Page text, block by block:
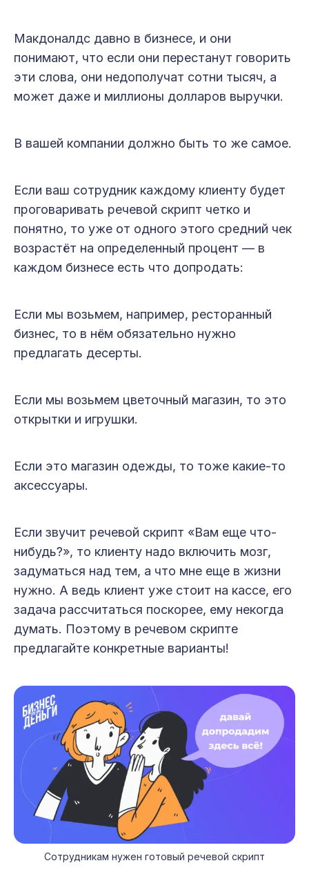
Макдоналдс давно в бизнесе, и они
понимают, что если они перестанут говорить
эти слова, они недополучат сотни тысяч, а
может даже и миллионы долларов выручки.
В вашей компании должно быть то же самое.
Если ваш сотрудник каждому клиенту будет
проговаривать речевой скрипт четко и
понятно, то уже от одного этого средний чек
возрастёт на определенный процент — в
каждом бизнесе есть что допродать:
Если мы возьмем, например, ресторанный
бизнес, то в нём обязательно нужно
предлагать десерты.
Если мы возьмем цветочный магазин, то это
открытки и игрушки.
Если это магазин одежды, то тоже какие-то
аксессуары.
Если звучит речевой скрипт «Вам еще что-
нибудь?», то клиенту надо включить мозг,
задуматься над тем, а что мне еще в жизни
нужно. А ведь клиент уже стоит на кассе, его
задача рассчитаться поскорее, ему некогда
думать. Поэтому в речевом скрипте
предлагайте конкретные варианты!
Сотрудникам нужен готовый речевой скрипт